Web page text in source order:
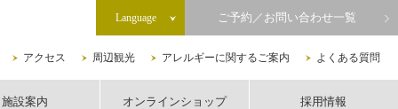
アクセス 周辺観光 アレルギーに関するご案内 よくある質問
施設案内 オンラインショップ 採用情報
Language ご予約／お問い合わせ一覧